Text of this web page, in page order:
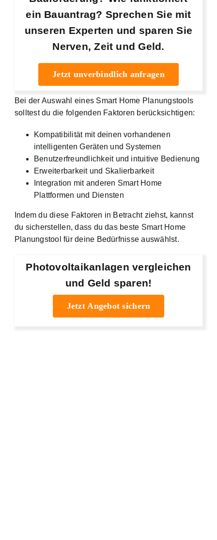
ein Bauantrag? Sprechen Sie mit
unseren Experten und sparen Sie
Nerven, Zeit und Geld.
Jetzt unverbindlich anfragen
Bei der Auswahl eines Smart Home Planungstools
solltest du die folgenden Faktoren berücksichtigen:
Kompatibilität mit deinen vorhandenen
intelligenten Geräten und Systemen
Benutzerfreundlichkeit und intuitive Bedienung
Erweiterbarkeit und Skalierbarkeit
Integration mit anderen Smart Home
Plattformen und Diensten
Indem du diese Faktoren in Betracht ziehst, kannst
du sicherstellen, dass du das beste Smart Home
Planungstool für deine Bedürfnisse auswählst.
Photovoltaikanlagen vergleichen
und Geld sparen!
Jetzt Angebot sichern